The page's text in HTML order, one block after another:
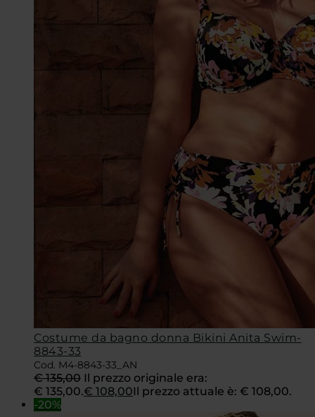
Costume da bagno donna Bikini Anita Swim-
8843-33
Cod. M4-8843-33_AN
€135,00 Il prezzo originale era:
€ 135,00.€ 108,00Il prezzo attuale è: € 108,00.
-20%